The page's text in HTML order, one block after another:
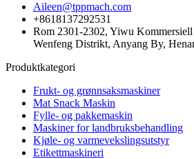
Aileen@tppmach.com
+8618137292531
Rom 2301-2302, Yiwu
Wenfeng Distrikt, Anyang By,
Produktkategori
Frukt- og grønnsaksmaskiner
Mat Snack Maskin
Fylle- og pakkemaskin
Maskiner for landbruksbehandling
Kjøle- og varmevekslingsutstyr
Etikettmaskineri